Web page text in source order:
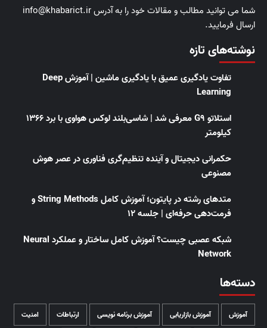
شما می توانید مطالب و مقالات خود را به آدرس info@khabarict.ir
ارسال فرمایید.
نوشته‌های تازه
تفاوت یادگیری عمیق با یادگیری ماشین | آموزش Deep
Learning
استلاتو G9 معرفی شد | شاسی‌بلند لوکس هواوی با برد ۱۳۶۶
کیلومتر
حکمرانی دیجیتال و آینده تنظیم‌گری فناوری در عصر هوش
مصنوعی
متدهای رشته در پایتون؛ آموزش کامل String Methods و
فرمت‌دهی حرفه‌ای | جلسه ۱۲
شبکه عصبی چیست؟ آموزش کامل ساختار و عملکرد Neural
Network
دسته‌ها
آموزش آموزش بازاریابی آموزش برنامه نویسی ارتباطات امنیت